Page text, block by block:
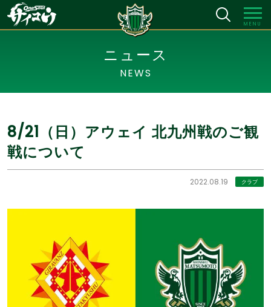
MENU
ニュース
NEWS
8/21（日）アウェイ 北九州戦のご観
戦について
2022.08.19 クラブ